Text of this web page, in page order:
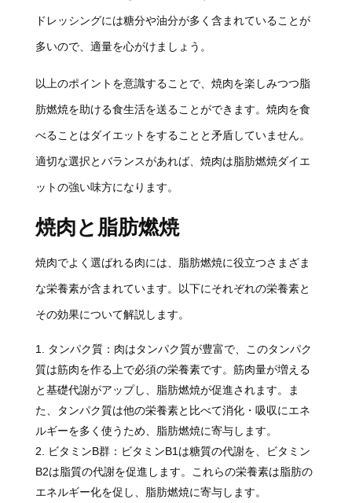
ドレッシングには糖分や油分が多く含まれていることが
多いので、適量を心がけましょう。
以上のポイントを意識することで、焼肉を楽しみつつ脂
肪燃焼を助ける食生活を送ることができます。焼肉を食
べることはダイエットをすることと矛盾していません。
適切な選択とバランスがあれば、焼肉は脂肪燃焼ダイエ
ットの強い味方になります。
焼肉と脂肪燃焼
焼肉でよく選ばれる肉には、脂肪燃焼に役立つさまざま
な栄養素が含まれています。以下にそれぞれの栄養素と
その効果について解説します。
タンパク質：肉はタンパク質が豊富で、このタンパク
質は筋肉を作る上で必須の栄養素です。筋肉量が増える
と基礎代謝がアップし、脂肪燃焼が促進されます。ま
た、タンパク質は他の栄養素と比べて消化・吸収にエネ
ルギーを多く使うため、脂肪燃焼に寄与します。
ビタミンB群：ビタミンB1は糖質の代謝を、ビタミン
B2は脂質の代謝を促進します。これらの栄養素は脂肪の
エネルギー化を促し、脂肪燃焼に寄与します。